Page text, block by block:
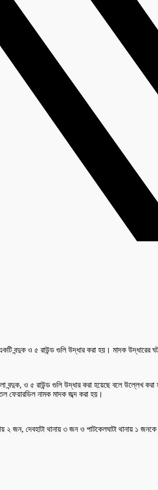
বন্দুক ও ৫ রাউন্ড গুলি উদ্ধার করা হয়। মাদক
ও ৫ রাউন্ড গুলি উদ্ধার করা হয়েছে বলে উল্লেখ করা
নামক মাদক জব্দ করা হয়।
২ জন, দেবহাটা থানায় ৩ জন ও পাটকেলঘাটা থানায় ১